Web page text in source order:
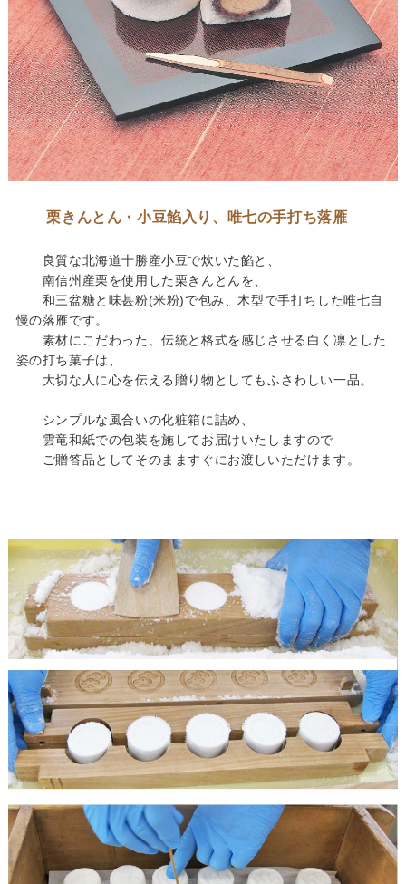
栗きんとん・小豆餡入り、唯七の手打ち落雁
良質な北海道十勝産小豆で炊いた餡と、
南信州産栗を使用した栗きんとんを、
和三盆糖と味甚粉(米粉)で包み、木型で手打ちした唯七自
慢の落雁です。
素材にこだわった、伝統と格式を感じさせる白く凛とした
姿の打ち菓子は、
大切な人に心を伝える贈り物としてもふさわしい一品。
シンプルな風合いの化粧箱に詰め、
雲竜和紙での包装を施してお届けいたしますので
ご贈答品としてそのまますぐにお渡しいただけます。